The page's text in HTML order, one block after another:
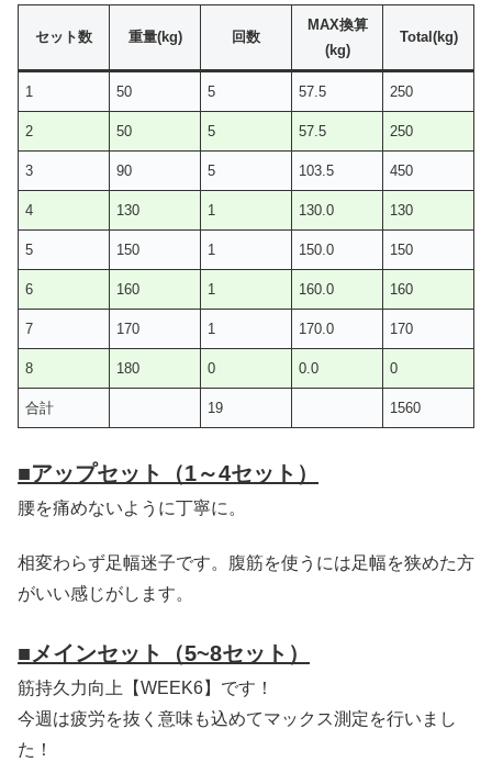
セット数 重量(kg) 回数
MAX換算
(kg)
Total(kg)
1 50 5 57.5 250
2 50 5 57.5 250
3 90 5 103.5 450
4 130 1 130.0 130
5 150 1 150.0 150
6 160 1 160.0 160
7 170 1 170.0 170
8 180 0 0.0 0
合計 19 1560
■アップセット（1～4セット）
腰を痛めないように丁寧に。
相変わらず足幅迷子です。腹筋を使うには足幅を狭めた方
がいい感じがします。
■メインセット（5~8セット）
筋持久力向上【WEEK6】です！
今週は疲労を抜く意味も込めてマックス測定を行いまし
た！